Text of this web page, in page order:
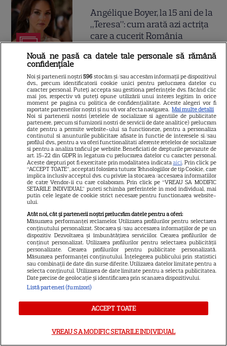
12
Angélique Boyer, la 15 ani de la
„Teresa”: cum arată azi actrița
care a cucerit România
Despre Tvmania
Contact
Contacte televiziuni
Abonamente
Publicitate
Termeni și condiții
Despre cookies
Politica de confidenţialitate
Nouă ne pasă ca datele tale personale să rămână
confidențiale
Noi și partenerii noștri596 stocăm și/sau accesăm informații pe dispozitivul
dvs., precum identificatorii cookie unici pentru prelucrarea datelor cu
caracter personal. Puteți accepta sau gestiona preferințele dvs. făcând clic
mai jos, respectiv vă puteți opune utilizării unui interes legitim în orice
moment pe pagina cu politica de confidențialitate. Aceste alegeri vor fi
raportate partenerilor noștri și nu vă vor afecta navigarea. Mai multe detalii
Noi si partenerii nostri (retelele de socializare si agentiile de publicitate
partenere, precum si furnizorii nostri de servicii de date analitice) prelucram
date pentru a permite website-ului sa functioneze, pentru a personaliza
continutul si anunturile publicitare afisate in functie de interesele si/sau
profilul dvs., pentru a va oferi functionalitati aferente retelelor de socializare
si pentru a analiza traficul pe website. Beneficiati de drepturile prevazute de
art. 15-22 din GDPR in legatura cu prelucrarea datelor cu caracter personal.
Aceste drepturi pot fi exercitate prin modalitatea indicataaici. Prin click pe
“ACCEPT TOATE”, acceptati folosirea tuturor Tehnologiilor de tip Cookie, care
implica inclusiv acceptul dvs. cu privire la stocarea/accesarea informatiilor
de catre Vendor-ii cu care colaboram. Prin click pe “VREAU SA MODIFIC
SETARILE INDIVIDUAL” puteti schimba preferintele in mod individual, mai
putin cele legate de cookie strict necesare pentru functionarea website-
ului.
Atât noi, cât și partenerii noștri prelucrăm datele pentru a oferi:
Măsurarea performanței reclamelor. Utilizarea profilurilor pentru selectarea
conținutului personalizat. Stocarea și/sau accesarea informațiilor de pe un
dispozitiv. Dezvoltarea și îmbunătățirea serviciilor. Crearea profilurilor de
conținut personalizat. Utilizarea profilurilor pentru selectarea publicității
personalizate. Crearea profilurilor pentru publicitate personalizată.
Măsurarea performanței conținutului. Înțelegerea publicului prin statistici
sau combinații de date din surse diferite. Utilizarea datelor limitate pentru a
selecta conținutul. Utilizarea de date limitate pentru a selecta publicitatea.
Date precise de geolocație și identificarea prin scanarea dispozitivului.
Listă parteneri (furnizori)
ACCEPT TOATE
VREAU SA MODIFIC SETARILE INDIVIDUAL